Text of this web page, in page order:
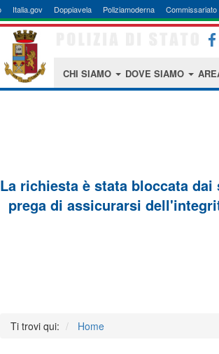
Italia.gov Doppiavela Poliziamoderna Commissariato
CHI SIAMO DOVE SIAMO
La richiesta è stata bloccata
prega di assicurarsi
Ti trovi qui: Home